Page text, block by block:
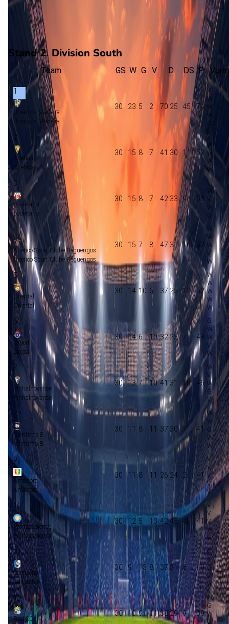
Statistieken
Eindscore (0 - 1)
Eerste helft
Tweede helft
Stand 2. Division South
Team GS W G V D DS P Vorm
1
Uniao da Madeira
Uniao da Madeira
30 23 5 2 70:25 45 74
2
Atletico
Atletico
30 15 8 7 41:30 11 53
3
Louletano
Louletano
30 15 8 7 42:33 9 53
4
Atletico Sport Clube Reguengos
Atletico Sport Clube Reguengos
30 15 7 8 47:31 16 52
5
Oriental
Oriental
30 14 10 6 37:25 12 52
6
Lagoa
Lagoa
30 14 6 10 32:25 7 48
7
Pinhalnovense
Pinhalnovense
30 13 7 10 41:31 10 46
8
Maritimo B
Maritimo B
30 11 8 11 37:30 7 41
9
Amadora
Amadora
30 11 8 11 26:24 2 41
10
Pontassolense
Pontassolense
30 12 5 13 42:45 -3 41
11
Camacha
Camacha
30 9 13 8 37:31 6 40
12
Real SC
30 10 9 11 38:29 9 39